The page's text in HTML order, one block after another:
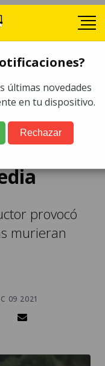
bus
con
y
provocó
murieran
09 2021
últimas novedades
en tu dispositivo.
Rechazar